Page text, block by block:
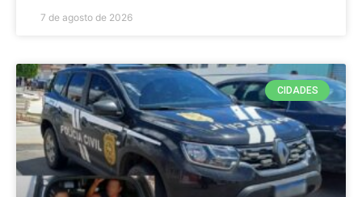
7 de agosto de 2026
CIDADES